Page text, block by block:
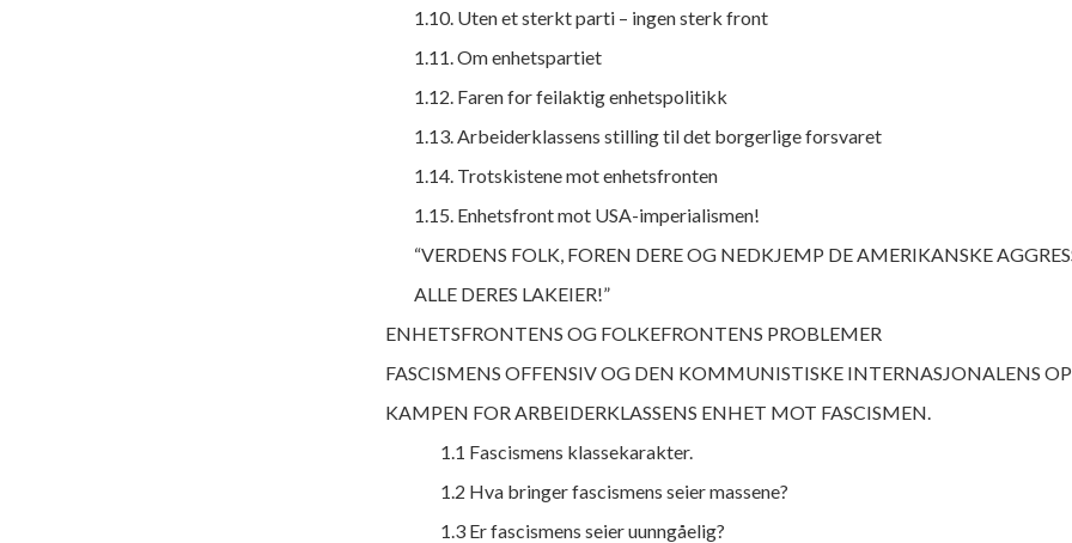
1.10. Uten et sterkt parti – ingen sterk front
1.11. Om enhetspartiet
1.12. Faren for feilaktig enhetspolitikk
1.13. Arbeiderklassens stilling til det borgerlige forsvaret
1.14. Trotskistene mot enhetsfronten
1.15. Enhetsfront mot USA-imperialismen!
“VERDENS FOLK, FOREN DERE OG NEDKJEMP DE AMERIKANSKE
ALLE DERES LAKEIER!”
ENHETSFRONTENS OG FOLKEFRONTENS PROBLEMER
FASCISMENS OFFENSIV OG DEN KOMMUNISTISKE INTERNASJONALENS
KAMPEN FOR ARBEIDERKLASSENS ENHET MOT FASCISMEN.
1.1 Fascismens klassekarakter.
1.2 Hva bringer fascismens seier massene?
1.3 Er fascismens seier uunngåelig?